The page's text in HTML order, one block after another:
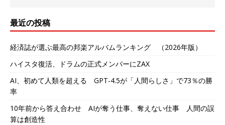
最近の投稿
経済誌が選ぶ最高の邦楽アルバムランキング （2026年版）
ハイスタ復活、ドラムの正式メンバーにZAX
AI、初めて人類を超える GPT-4.5が「人間らしさ」で73％の勝
率
10年前から答え合わせ AIが奪う仕事、奪えない仕事 人間の誤
算は創造性